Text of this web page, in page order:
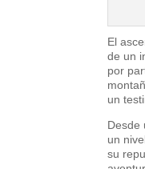
El
de un
por
un
Desde
un
su